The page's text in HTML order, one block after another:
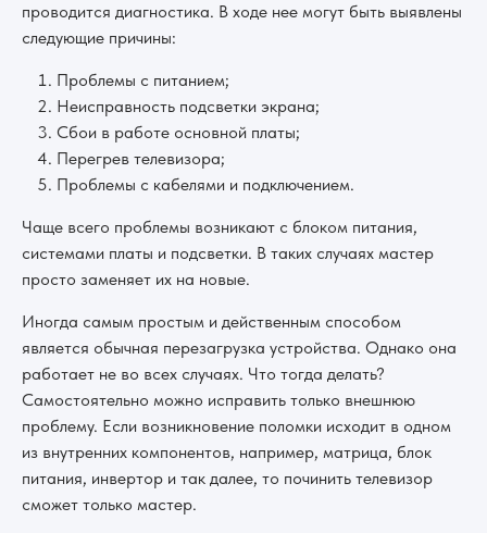
проводится диагностика. В ходе нее могут быть выявлены
следующие причины:
Проблемы с питанием;
Неисправность подсветки экрана;
Сбои в работе основной платы;
Перегрев телевизора;
Проблемы с кабелями и подключением.
Чаще всего проблемы возникают с блоком питания,
системами платы и подсветки. В таких случаях мастер
просто заменяет их на новые.
Иногда самым простым и действенным способом
является обычная перезагрузка устройства. Однако она
работает не во всех случаях. Что тогда делать?
Самостоятельно можно исправить только внешнюю
проблему. Если возникновение поломки исходит в одном
из внутренних компонентов, например, матрица, блок
питания, инвертор и так далее, то починить телевизор
сможет только мастер.